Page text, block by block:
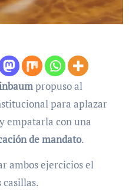
propuso al
para aplazar
empatarla con una
de mandato.
ambos ejercicios el
casillas.